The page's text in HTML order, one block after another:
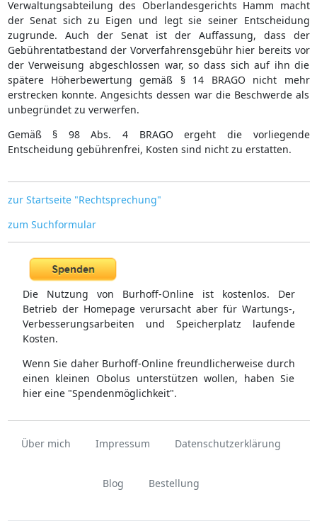
Verwaltungsabteilung des Oberlandesgerichts Hamm macht
der Senat sich zu Eigen und legt sie seiner Entscheidung
zugrunde. Auch der Senat ist der Auffassung, dass der
Gebührentatbestand der Vorverfahrensgebühr hier bereits vor
der Verweisung abgeschlossen war, so dass sich auf ihn die
spätere Höherbewertung gemäß § 14 BRAGO nicht mehr
erstrecken konnte. Angesichts dessen war die Beschwerde als
unbegründet zu verwerfen.
Gemäß § 98 Abs. 4 BRAGO ergeht die vorliegende
Entscheidung gebührenfrei, Kosten sind nicht zu erstatten.
zur Startseite "Rechtsprechung"
zum Suchformular
Die Nutzung von Burhoff-Online ist kostenlos. Der
Betrieb der Homepage verursacht aber für Wartungs-,
Verbesserungsarbeiten und Speicherplatz laufende
Kosten.
Wenn Sie daher Burhoff-Online freundlicherweise durch
einen kleinen Obolus unterstützen wollen, haben Sie
hier eine "Spendenmöglichkeit".
Über mich Impressum Datenschutzerklärung
Blog Bestellung